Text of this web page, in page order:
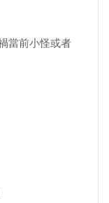
當前小怪或者